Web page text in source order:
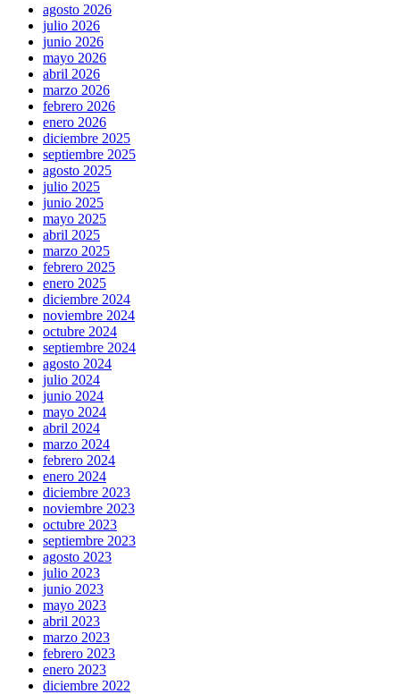
agosto 2026
julio 2026
junio 2026
mayo 2026
abril 2026
marzo 2026
febrero 2026
enero 2026
diciembre 2025
septiembre 2025
agosto 2025
julio 2025
junio 2025
mayo 2025
abril 2025
marzo 2025
febrero 2025
enero 2025
diciembre 2024
noviembre 2024
octubre 2024
septiembre 2024
agosto 2024
julio 2024
junio 2024
mayo 2024
abril 2024
marzo 2024
febrero 2024
enero 2024
diciembre 2023
noviembre 2023
octubre 2023
septiembre 2023
agosto 2023
julio 2023
junio 2023
mayo 2023
abril 2023
marzo 2023
febrero 2023
enero 2023
diciembre 2022